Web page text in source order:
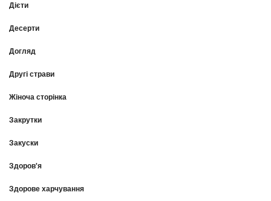
Дієти
Десерти
Догляд
Другі страви
Жіноча сторінка
Закрутки
Закуски
Здоров'я
Здорове харчування